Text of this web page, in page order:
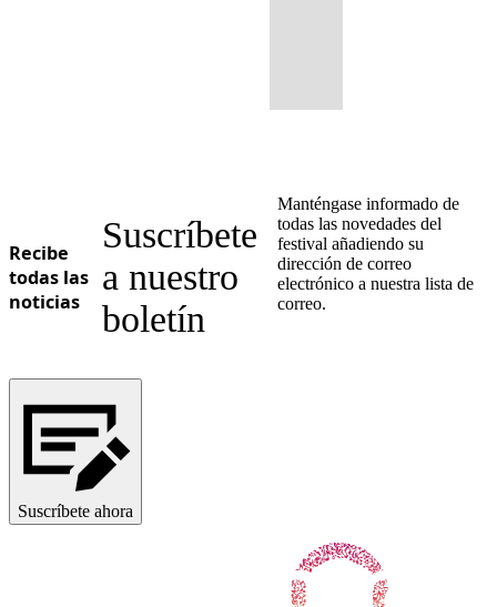
Recibe
todas las
noticias
Suscríbete
a nuestro
boletín
Manténgase informado de
todas las novedades del
festival añadiendo su
dirección de correo
electrónico a nuestra lista de
correo.
Suscríbete ahora